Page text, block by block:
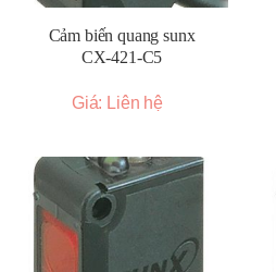
Cảm biến quang sunx
CX-421-C5
Giá: Liên hệ